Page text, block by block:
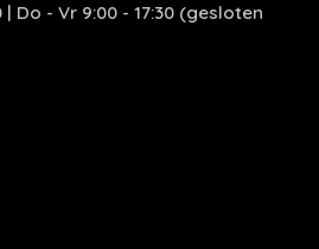
| Do - Vr 9:00 - 17:30 (gesloten